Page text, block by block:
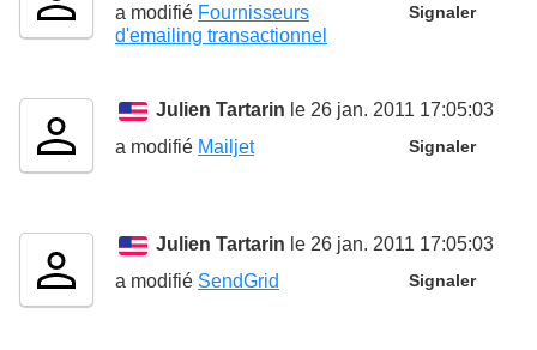
Signaler
a modifié Fournisseurs
d'emailing transactionnel
Julien Tartarin le 26 jan. 2011 17:05:03
Signaler
a modifié Mailjet
Julien Tartarin le 26 jan. 2011 17:05:03
Signaler
a modifié SendGrid